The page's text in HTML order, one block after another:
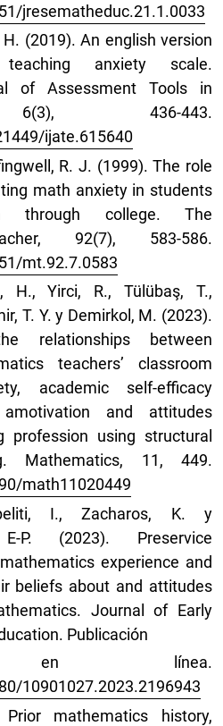
jresematheduc.21.1.0033
(2019). An english version
anxiety scale.
of Assessment Tools in
6(3), 436-443.
ijate.615640
R. J. (1999). The role
math anxiety in students
through college. The
92(7), 583-586.
mt.92.7.0583
H., Yirci, R., Tülübaş, T.,
T. Y. y Demirkol, M. (2023).
relationships between
teachers’ classroom
academic self-efficacy
and attitudes
profession using structural
Mathematics, 11, 449.
math11020449
I., Zacharos, K. y
E-P. (2023). Preservice
experience and
beliefs about and attitudes
Journal of Early
Publicación
en línea.
10901027.2023.2196943
mathematics history,